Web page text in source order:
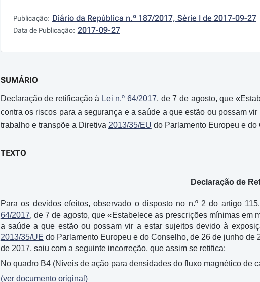
Publicação: Diário da República n.º 187/2017, Série I de 2017-09-27
Data de Publicação: 2017-09-27
SUMÁRIO
Declaração de retificação à Lei n.º 64/2017, de 7 de agosto, que
contra os riscos para a segurança e a saúde a que estão ou possam
trabalho e transpõe a Diretiva 2013/35/EU do Parlamento Europeu e
TEXTO
Declaração de
Para os devidos efeitos, observado o disposto no n.º 2 do artigo
64/2017, de 7 de agosto, que «Estabelece as prescrições mínimas em
a saúde a que estão ou possam vir a estar sujeitos devido à
2013/35/UE do Parlamento Europeu e do Conselho, de 26 de junho de
de 2017, saiu com a seguinte incorreção, que assim se retifica:
No quadro B4 (Níveis de ação para densidades do fluxo magnético de
(ver documento original)